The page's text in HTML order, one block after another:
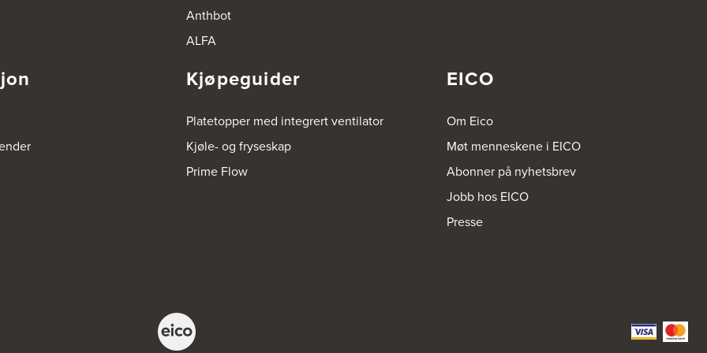
Anthbot
ALFA
Kjøpeguider
Platetopper med integrert ventilator
Kjøle- og fryseskap
Prime Flow
EICO
Om Eico
Møt menneskene i EICO
Abonner på nyhetsbrev
Jobb hos EICO
Presse